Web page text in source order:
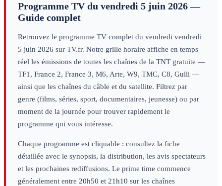
Programme TV du vendredi 5 juin 2026—
Guide complet
Retrouvez le programme TV complet du vendredi vendredi
5 juin 2026 sur TV.fr. Notre grille horaire affiche en temps
réel les émissions de toutes les chaînes de la TNT gratuite —
TF1, France 2, France 3, M6, Arte, W9, TMC, C8, Gulli —
ainsi que les chaînes du câble et du satellite. Filtrez par
genre (films, séries, sport, documentaires, jeunesse) ou par
moment de la journée pour trouver rapidement le
programme qui vous intéresse.
Chaque programme est cliquable : consultez la fiche
détaillée avec le synopsis, la distribution, les avis spectateurs
et les prochaines rediffusions. Le prime time commence
généralement entre 20h50 et 21h10 sur les chaînes